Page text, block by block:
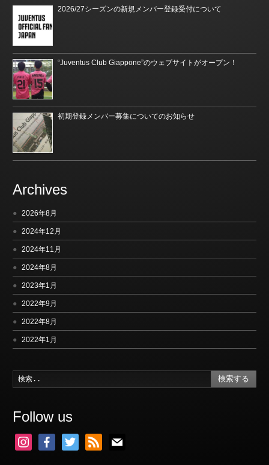
2026/27シーズンの新規メンバー登録受付について
“Juventus Club Giappone”のウェブサイトがオープン！
初期登録メンバー募集についてのお知らせ
Archives
2026年8月
2024年12月
2024年11月
2024年8月
2023年1月
2022年9月
2022年8月
2022年1月
検索する
Follow us
instagramfacebooktwitter rss mail